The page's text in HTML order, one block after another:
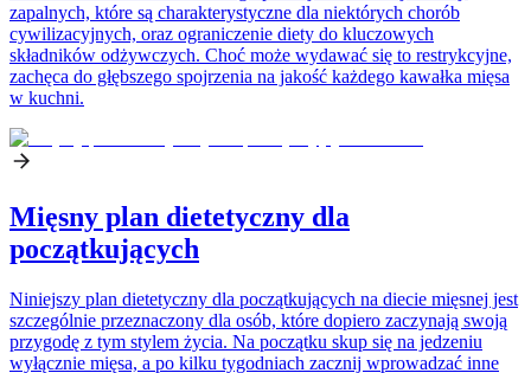
zapalnych, które są charakterystyczne dla niektórych chorób
cywilizacyjnych, oraz ograniczenie diety do kluczowych
składników odżywczych. Choć może wydawać się to restrykcyjne,
zachęca do głębszego spojrzenia na jakość każdego kawałka mięsa
w kuchni.
Mięsny plan dietetyczny dla
początkujących
Niniejszy plan dietetyczny dla początkujących na diecie mięsnej jest
szczególnie przeznaczony dla osób, które dopiero zaczynają swoją
przygodę z tym stylem życia. Na początku skup się na jedzeniu
wyłącznie mięsa, a po kilku tygodniach zacznij wprowadzać inne